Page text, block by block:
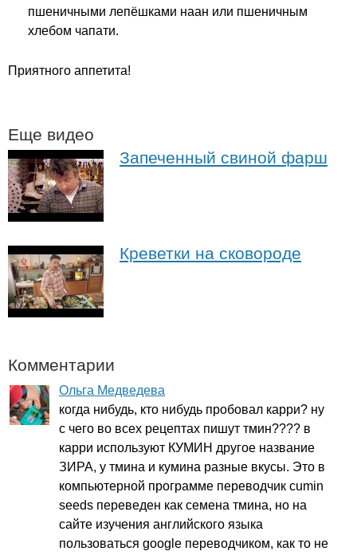
пшеничными лепёшками наан или пшеничным
хлебом чапати.
Приятного аппетита!
Еще видео
Запеченный свиной фарш
Креветки на сковороде
Комментарии
Ольга Медведева
когда нибудь, кто нибудь пробовал карри? ну
с чего во всех рецептах пишут тмин???? в
карри используют КУМИН другое название
ЗИРА, у тмина и кумина разные вкусы. Это в
компьютерной программе переводчик cumin
seeds переведен как семена тмина, но на
сайте изучения английского языка
пользоваться google переводчиком, как то не